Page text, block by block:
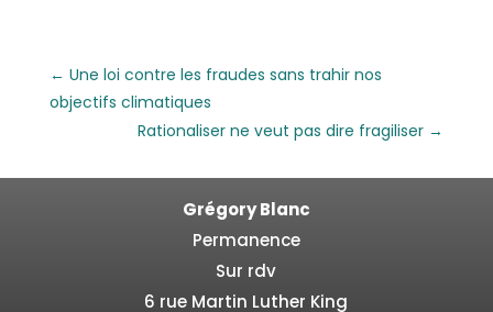
← Une loi contre les fraudes sans trahir nos
objectifs climatiques
Rationaliser ne veut pas dire fragiliser →
Grégory Blanc
Permanence
Sur rdv
6 rue Martin Luther King